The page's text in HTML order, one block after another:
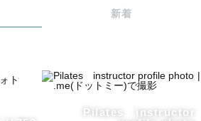
編集が得意です！
新着
Pilates instructor